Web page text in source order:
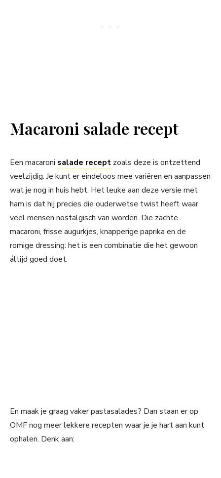
Macaroni salade recept
Een macaroni salade recept zoals deze is ontzettend
veelzijdig. Je kunt er eindeloos mee variëren en aanpassen
wat je nog in huis hebt. Het leuke aan deze versie met
ham is dat hij precies die ouderwetse twist heeft waar
veel mensen nostalgisch van worden. Die zachte
macaroni, frisse augurkjes, knapperige paprika en de
romige dressing: het is een combinatie die het gewoon
áltijd goed doet.
En maak je graag vaker pastasalades? Dan staan er op
OMF nog meer lekkere recepten waar je je hart aan kunt
ophalen. Denk aan: